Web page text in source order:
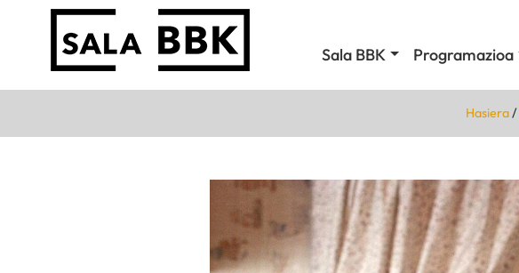
Sala BBK Programazioa
Hasiera/